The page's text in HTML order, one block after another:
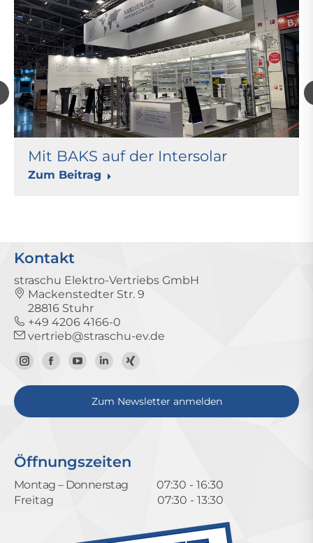
Mit BAKS auf der Intersolar
Zum Beitrag
Kontakt
straschu Elektro-Vertriebs GmbH
Mackenstedter Str. 9
28816 Stuhr
+49 4206 4166-0
vertrieb@straschu-ev.de
Zum
Instagram-
Zur
Facebook-
Zum
YouTube-
Kanal
Zum
LinkedIn-
Profil
Zum
Xing-
Profil
Zum Newsletter anmelden
Öffnungszeiten
Montag – Donnerstag
07:30 - 16:30
Freitag
07:30 - 13:30